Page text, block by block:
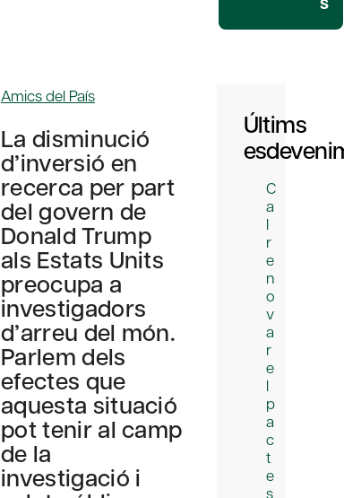
Amics del País
La disminució
d’inversió en
recerca per part
del govern de
Donald Trump
als Estats Units
preocupa a
investigadors
d’arreu del món.
Parlem dels
efectes que
aquesta situació
pot tenir al camp
de la
investigació i
Últims
C
a
l
r
e
n
o
v
a
r
e
l
p
a
c
t
e
s